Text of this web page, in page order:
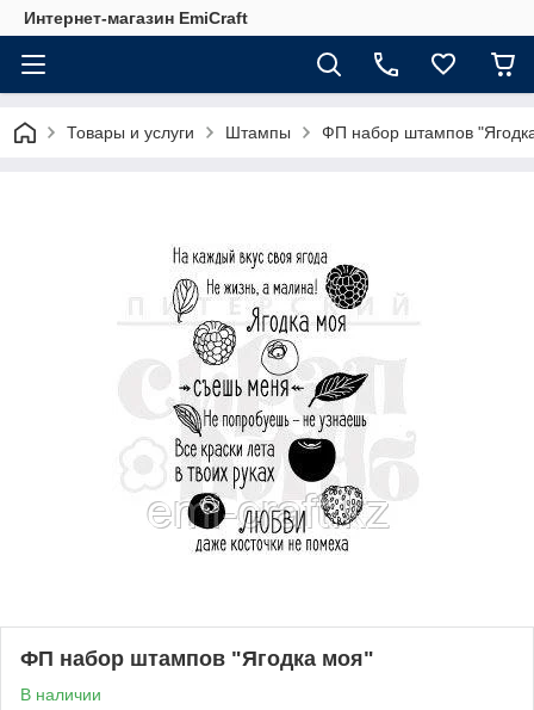
Интернет-магазин EmiCraft
Товары и услуги Штампы ФП набор штампов
ФП набор штампов "Ягодка моя"
В наличии